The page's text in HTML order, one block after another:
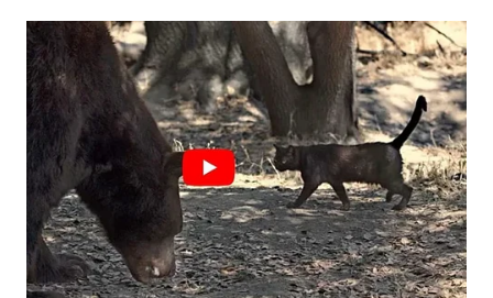
WAHANA
ADVOKAT
WAHANA
INFRASTRUKTUR
WAHANA
KONSUMEN
WAHANA